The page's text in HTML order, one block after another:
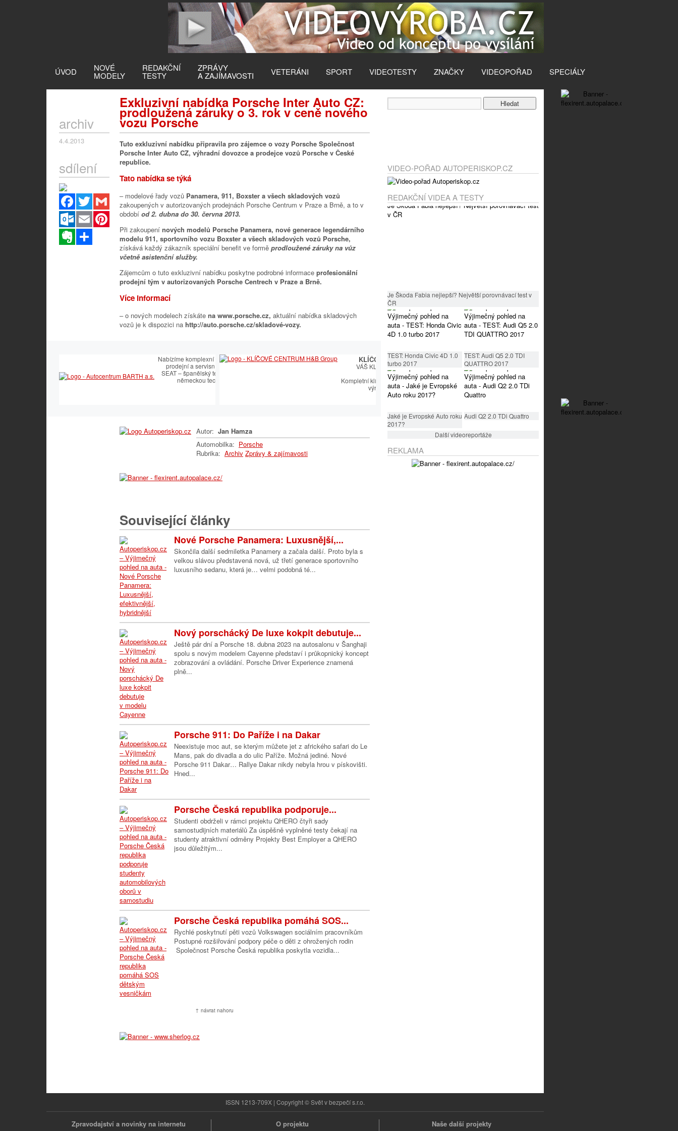
ÚVOD NOVÉ
MODELY
REDAKČNÍ
TESTY
ZPRÁVY
A ZAJÍMAVOSTI VETERÁNI SPORT VIDEOTESTY ZNAČKY VIDEOPOŘAD SPECIÁLY
Exkluzivní nabídka Porsche Inter Auto CZ:
prodloužená záruky o 3. rok v ceně nového
vozu Porsche
archiv
4.4.2013
sdílení
Facebook
Twitter
Gmail
Outlook.com
Email
Pinterest
Evernote
Tuto exkluzivní nabídku připravila pro zájemce o vozy Porsche Společnost
Porsche Inter Auto CZ, výhradní dovozce a prodejce vozů Porsche v České
republice.
Tato nabídka se týká
– modelové řady vozů Panamera, 911, Boxster a všech skladových vozů
zakoupených v autorizovaných prodejnách Porsche Centrum v Praze a Brně, a to v
období od 2. dubna do 30. června 2013.
Při zakoupení nových modelů Porsche Panamera, nové generace legendárního
modelu 911, sportovního vozu Boxster a všech skladových vozů Porsche,
získává každý zákazník speciální benefit ve formě prodloužené záruky na vůz
včetně asistenční služby.
Zájemcům o tuto exkluzivní nabídku poskytne podrobné informace profesionální
prodejní tým v autorizovaných Porsche Centrech v Praze a Brně.
Více informací
– o nových modelech získáte na www.porsche.cz, aktuální nabídka skladových
vozů je k dispozici na http://auto.porsche.cz/skladové-vozy.
Nabízíme komplexní služby v oblasti
prodejní a servisní péče SEAT.
SEAT – španělský temperament s
německou technologií
KLÍČOVÉ CENTRUM
VÁŠ KLÍČOVÝ PARTNER
Kompletní klíčařský sortiment včetně
výroby autoklíčů
Autor: Jan Hamza
Automobilka: Porsche
Rubrika: Archiv Zprávy & zajímavosti
Související články
Nové Porsche Panamera: Luxusnější,...
Skončila další sedmiletka Panamery a začala další. Proto byla s
velkou slávou představená nová, už třetí generace sportovního
luxusního sedanu, která je… velmi podobná té...
Nový porschácký De luxe kokpit debutuje...
Ještě pár dní a Porsche 18. dubna 2023 na autosalonu v Šanghaji
spolu s novým modelem Cayenne představí i průkopnický koncept
zobrazování a ovládání. Porsche Driver Experience znamená
plně...
Porsche 911: Do Paříže i na Dakar
Neexistuje moc aut, se kterým můžete jet z afrického safari do Le
Mans, pak do divadla a do ulic Paříže. Možná jediné. Nové
Porsche 911 Dakar… Rallye Dakar nikdy nebyla hrou v pískovišti.
Hned...
Porsche Česká republika podporuje...
Studenti obdrželi v rámci projektu QHERO čtyři sady
samostudijních materiálů Za úspěšně vyplněné testy čekají na
studenty atraktivní odměny Projekty Best Employer a QHERO
jsou důležitým...
Porsche Česká republika pomáhá SOS...
Rychlé poskytnutí pěti vozů Volkswagen sociálním pracovníkům
Postupné rozšiřování podpory péče o děti z ohrožených rodin
Společnost Porsche Česká republika poskytla vozidla...
↑ návrat nahoru
VIDEO-POŘAD AUTOPERISKOP.CZ
REDAKČNÍ VIDEA A TESTY
Je Škoda Fabia nejlepší? Největší porovnávací test v
ČR
TEST: Honda Civic 4D 1.0
turbo 2017
TEST: Audi Q5 2.0 TDI
QUATTRO 2017
Jaké je Evropské Auto roku
2017?
Audi Q2 2.0 TDi Quattro
Další videoreportáže
REKLAMA
ISSN 1213-709X | Copyright © Svět v bezpečí s.r.o.
Zpravodajství a novinky na internetu Naše další projekty
O projektu